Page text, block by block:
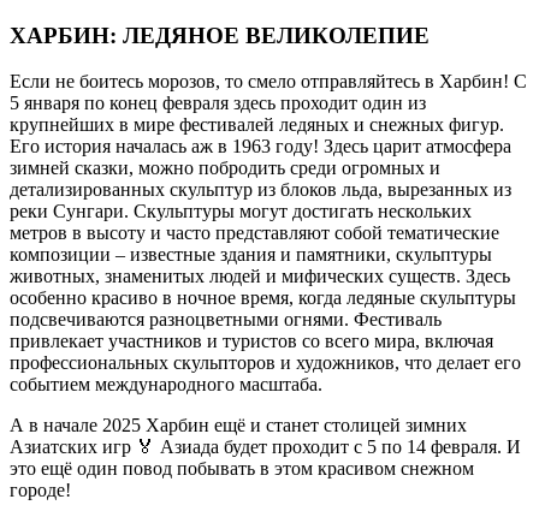
ХАРБИН: ЛЕДЯНОЕ ВЕЛИКОЛЕПИЕ
Если не боитесь морозов, то смело отправляйтесь в Харбин! С
5 января по конец февраля здесь проходит один из
крупнейших в мире фестивалей ледяных и снежных фигур.
Его история началась аж в 1963 году! Здесь царит атмосфера
зимней сказки, можно побродить среди огромных и
детализированных скульптур из блоков льда, вырезанных из
реки Сунгари. Скульптуры могут достигать нескольких
метров в высоту и часто представляют собой тематические
композиции – известные здания и памятники, скульптуры
животных, знаменитых людей и мифических существ. Здесь
особенно красиво в ночное время, когда ледяные скульптуры
подсвечиваются разноцветными огнями. Фестиваль
привлекает участников и туристов со всего мира, включая
профессиональных скульпторов и художников, что делает его
событием международного масштаба.
А в начале 2025 Харбин ещё и станет столицей зимних
Азиатских игр 🏅 Азиада будет проходит с 5 по 14 февраля. И
это ещё один повод побывать в этом красивом снежном
городе!